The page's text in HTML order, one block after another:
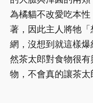
為橘貓不改愛吃本
著，因此主人將牠
網，沒想到就這樣
然茶太郎對食物很
物，不會真的讓茶太